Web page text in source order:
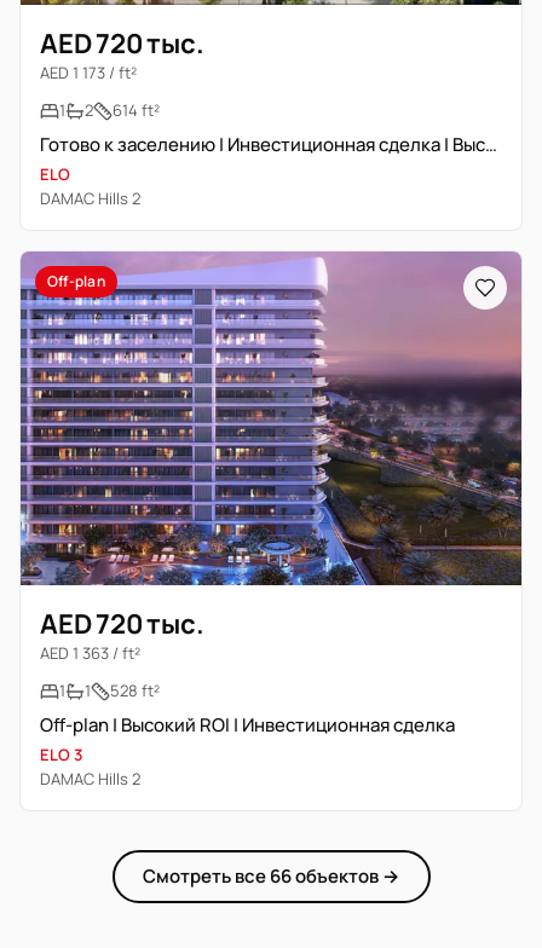
AED 720 тыс.
AED 1 173 / ft²
1
2 614 ft²
Готово к заселению | Инвестиционная сделка | Высокая доходность
ELO
DAMAC Hills 2
Off-plan
AED 720 тыс.
AED 1 363 / ft²
1
1 528 ft²
Off-plan | Высокий ROI | Инвестиционная сделка
ELO 3
DAMAC Hills 2
Смотреть все 66 объектов →